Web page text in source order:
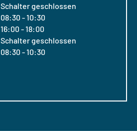
Schalter geschlossen
08:30 - 10:30
16:00 - 18:00
Schalter geschlossen
08:30 - 10:30